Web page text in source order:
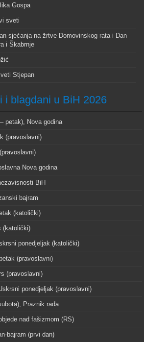
Gospa
sveti
sjećanja na žrtve Domovinskog rata i Dan
i Škabrnje
Stjepan
i blagdani u BiH 2026
petak), Nova godina
(pravoslavni)
Nova godina
BiH
bajram
(katolički)
(katolički)
ponedjeljak (katolički)
(pravoslavni)
(pravoslavni)
ponedjeljak (pravoslavni)
Praznik rada
nad fašizmom (RS)
bajram (prvi dan)